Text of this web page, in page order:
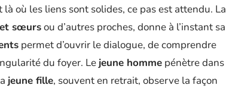
où les liens sont solides, ce pas est attendu. La
sœursou d’autres proches, donne à l’instant sa
permet d’ouvrir le dialogue, de comprendre
du foyer. Le jeune homme pénètre dans
jeune fille, souvent en retrait, observe la façon